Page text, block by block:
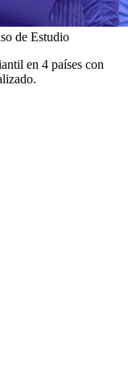
de Estudio
en 4 países con